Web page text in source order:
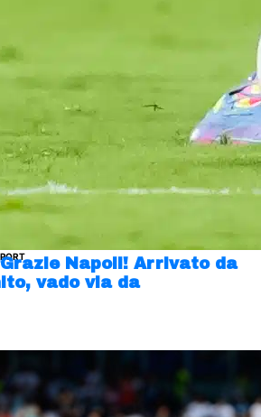
Napoli! Arrivato da
vado via da